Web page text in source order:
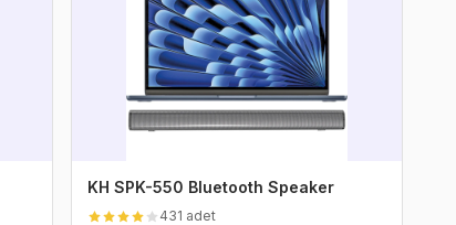
KH SPK-550 Bluetooth Speaker
431 adet